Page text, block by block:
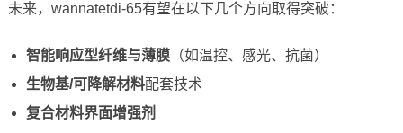
未来，wannatetdi-65有望在以下几个方向取得突破：
智能响应型纤维与薄膜（如温控、感光、抗菌）
生物基/可降解材料配套技术
复合材料界面增强剂